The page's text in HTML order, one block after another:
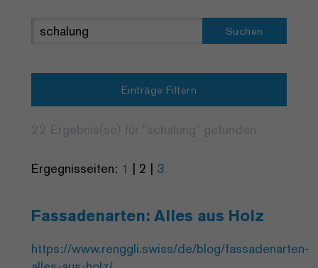
Suchen
Einträge Filtern
Ergegnisseiten: 1 | 2 | 3
Fassadenarten: Alles aus Holz
https://www.renggli.swiss/de/blog/fassadenarten-